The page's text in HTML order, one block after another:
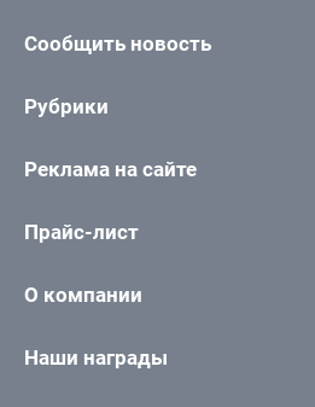
Сообщить новость
Рубрики
Реклама на сайте
Прайс-лист
О компании
Наши награды